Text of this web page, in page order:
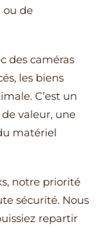
ou de
des caméras
les biens
C’est un
valeur, une
matériel
notre priorité
sécurité. Nous
repartir